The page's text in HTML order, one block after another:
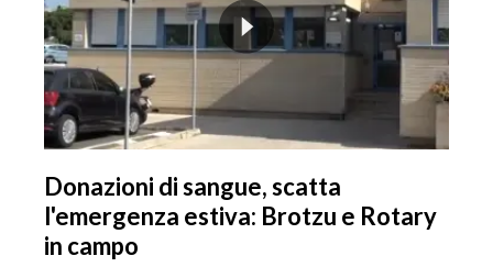
Donazioni di sangue, scatta
l'emergenza estiva: Brotzu e Rotary
in campo